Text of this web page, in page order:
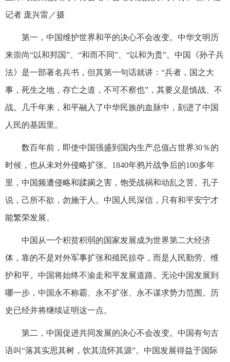
记者 庞兴雷／摄
第一，中国维护世界和平的决心不会改变。中华文明历
来崇尚“以和邦国”、“和而不同”、“以和为贵”。中国《孙子兵
法》是一部著名兵书，但其第一句话就讲：“兵者，国之大
事，死生之地，存亡之道，不可不察也”，其要义是慎战、不
战。几千年来，和平融入了中华民族的血脉中，刻进了中国
人民的基因里。
数百年前，即使中国强盛到国内生产总值占世界30％的
时候，也从未对外侵略扩张。1840年鸦片战争后的100多年
里，中国频遭侵略和蹂躏之害，饱受战祸和动乱之苦。孔子
说，己所不欲，勿施于人。中国人民深信，只有和平安宁才
能繁荣发展。
中国从一个积贫积弱的国家发展成为世界第二大经济
体，靠的不是对外军事扩张和殖民掠夺，而是人民勤劳、维
护和平。中国将始终不渝走和平发展道路。无论中国发展到
哪一步，中国永不称霸、永不扩张、永不谋求势力范围。历
史已经并将继续证明这一点。
第二，中国促进共同发展的决心不会改变。中国有句古
语叫“落其实思其树，饮其流怀其源”。中国发展得益于国际